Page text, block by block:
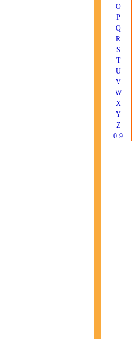
O
P
Q
R
S
T
U
V
W
X
Y
Z
0-9